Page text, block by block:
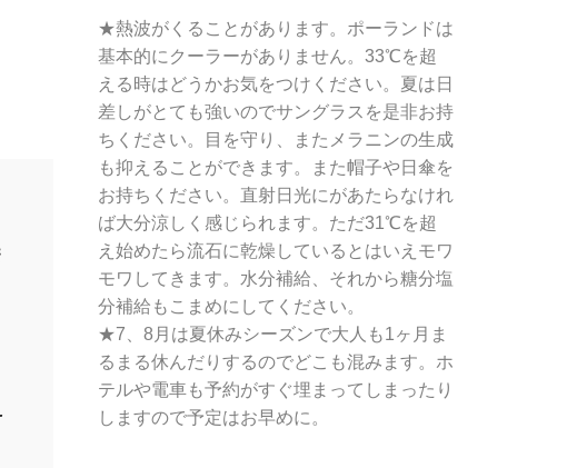
★熱波がくることがあります。ポーランドは
基本的にクーラーがありません。33℃を超
える時はどうかお気をつけください。夏は日
差しがとても強いのでサングラスを是非お持
ちください。目を守り、またメラニンの生成
も抑えることができます。また帽子や日傘を
お持ちください。直射日光にがあたらなけれ
ば大分涼しく感じられます。ただ31℃を超
え始めたら流石に乾燥しているとはいえモワ
モワしてきます。水分補給、それから糖分塩
分補給もこまめにしてください。
★7、8月は夏休みシーズンで大人も1ヶ月ま
るまる休んだりするのでどこも混みます。ホ
テルや電車も予約がすぐ埋まってしまったり
しますので予定はお早めに。